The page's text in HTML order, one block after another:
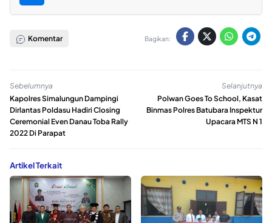
Komentar Bagikan:
Sebelumnya
Kapolres Simalungun Dampingi
Dirlantas Poldasu Hadiri Closing
Ceremonial Even Danau Toba Rally
2022 Di Parapat
Selanjutnya
Polwan Goes To School, Kasat
Binmas Polres Batubara Inspektur
Upacara MTS N 1
Artikel Terkait